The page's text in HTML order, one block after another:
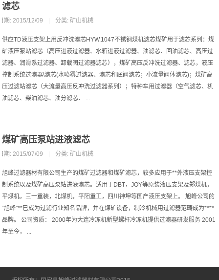
滤芯
期: 2015/12/09 分类:矿山机械
供应TD液压支架上用反冲洗滤芯HYW.1047不锈钢煤机滤芯煤矿用于滤芯系列：煤
矿液压泵站滤芯（高压进液过滤器、水箱进液过滤器、油滤芯、回油滤芯、高压过
滤器、润滑系过滤器、卸载阀过滤器滤芯），煤矿高压反冲洗过滤器、滤芯，液压
控制系统过滤器\滤芯(水喷雾过滤器、滤芯和底阀滤芯；小流量阀体滤芯)；煤矿高
压过滤站滤芯（大流量高压反冲洗过滤器系列）；特种车用过滤器（空气滤芯、机
油滤芯、柴油滤芯、油分滤芯、 ...
煤矿高压泵站进液滤芯
期: 2015/07/09 分类:矿山机械
旭峰过滤器材有限公司生产的煤矿过滤器和煤矿滤芯，较多应用于**外液压支架控
制系统以及煤矿高压泵站进液滤芯。适用于DBT，JOY等原装液压支架及郑煤机，
平煤机，三一重装，北煤机，平阳重工，四川神坤等国产液压支架上。 旭峰公司的
“旭峰”**已成为过滤行业知名品牌，并在煤矿设备，制冷机械用过滤器范畴成为****
品牌。 公司资质： 2000年为大连冷冻机新型螺杆冷冻机提供过滤器研发服务 2001
年至今， ...